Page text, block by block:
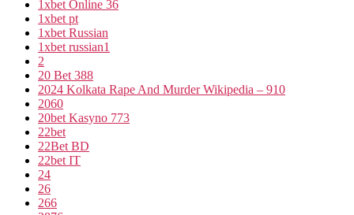
1xbet Online 36
1xbet pt
1xbet Russian
1xbet russian1
2
20 Bet 388
2024 Kolkata Rape And Murder Wikipedia – 910
2060
20bet Kasyno 773
22bet
22Bet BD
22bet IT
24
26
266